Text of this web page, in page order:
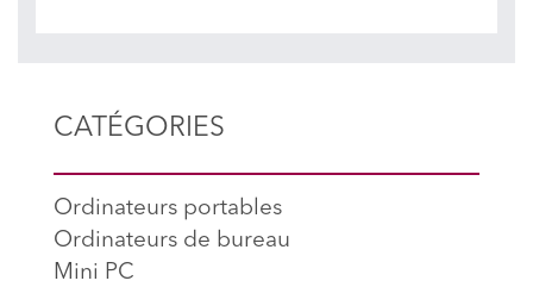
CATÉGORIES
Ordinateurs portables
Ordinateurs de bureau
Mini PC